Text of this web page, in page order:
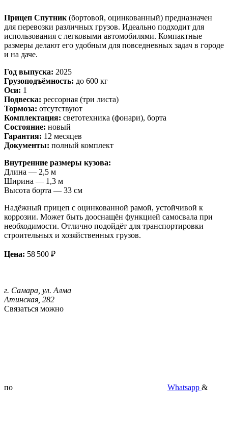
Прицеп Спутник (бортовой, оцинкованный) предназначен
для перевозки различных грузов. Идеально подходит для
использования с легковыми автомобилями. Компактные
размеры делают его удобным для повседневных задач в городе
и на даче.
Год выпуска: 2025
Грузоподъёмность: до 600 кг
Оси: 1
Подвеска: рессорная (три листа)
Тормоза: отсутствуют
Комплектация: светотехника (фонари), борта
Состояние: новый
Гарантия: 12 месяцев
Документы: полный комплект
Внутренние размеры кузова:
Длина — 2,5 м
Ширина — 1,3 м
Высота борта — 33 см
Надёжный прицеп с оцинкованной рамой, устойчивой к
коррозии. Может быть дооснащён функцией самосвала при
необходимости. Отлично подойдёт для транспортировки
строительных и хозяйственных грузов.
Цена: 58 500 ₽
г. Самара, ул. Алма
Атинская, 282
Связаться можно
по Whatsapp &